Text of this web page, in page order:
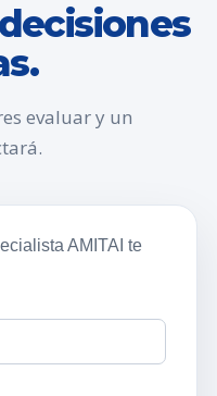
evaluar y un